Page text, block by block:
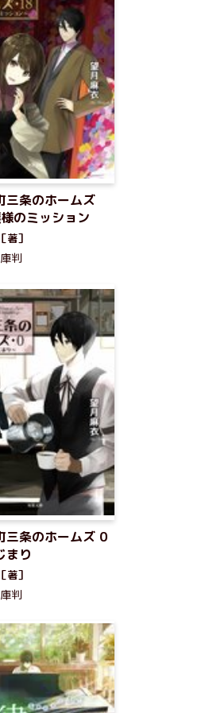
三条のホームズ
のミッション
著］
判
三条のホームズ 0
まり
著］
判